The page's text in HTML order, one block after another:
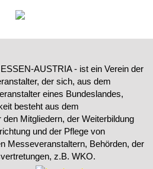
AUSTRIA - ist ein Verein der
der sich, aus dem
eines Bundeslandes,
besteht aus dem
Mitgliedern, der Weiterbildung
und der Pflege von
Messeveranstaltern, Behörden, der
z.B. WKO.